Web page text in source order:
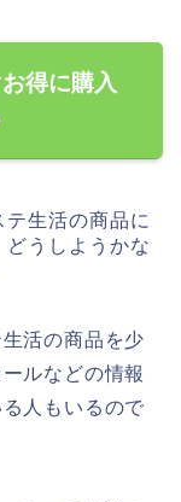
得に購入
生活の商品に
うしようかな
活の商品を少
ルなどの情報
人もいるので